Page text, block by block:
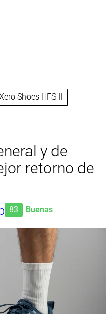
Shoes HFS II
y de
retorno de
83 Buenas